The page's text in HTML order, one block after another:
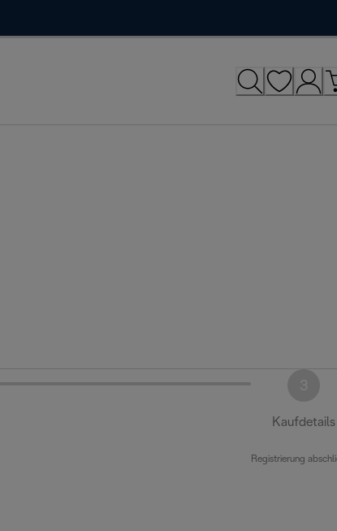
Kaufdetails
Registrierung